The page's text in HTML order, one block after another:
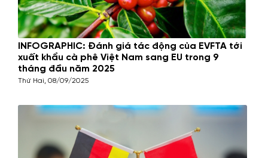
INFOGRAPHIC: Đánh giá tác động của EVFTA tới
xuất khẩu cà phê Việt Nam sang EU trong 9
tháng đầu năm 2025
Thứ Hai, 08/09/2025